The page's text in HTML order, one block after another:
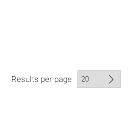
Results per page